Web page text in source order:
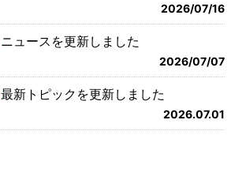
2026/07/16
ニュースを更新しました
2026/07/07
最新トピックを更新しました
2026.07.01